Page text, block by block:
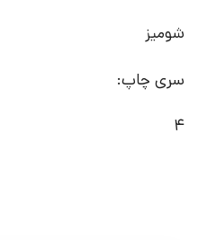
شومیز
سری چاپ:
4